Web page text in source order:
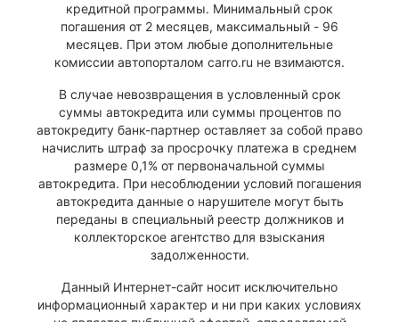
кредитной программы. Минимальный срок
погашения от 2 месяцев, максимальный - 96
месяцев. При этом любые дополнительные
комиссии автопорталом carro.ru не взимаются.
В случае невозвращения в условленный срок
суммы автокредита или суммы процентов по
автокредиту банк-партнер оставляет за собой право
начислить штраф за просрочку платежа в среднем
размере 0,1% от первоначальной суммы
автокредита. При несоблюдении условий погашения
автокредита данные о нарушителе могут быть
переданы в специальный реестр должников и
коллекторское агентство для взыскания
задолженности.
Данный Интернет-сайт носит исключительно
информационный характер и ни при каких условиях